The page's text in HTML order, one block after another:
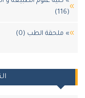
الطب (0)